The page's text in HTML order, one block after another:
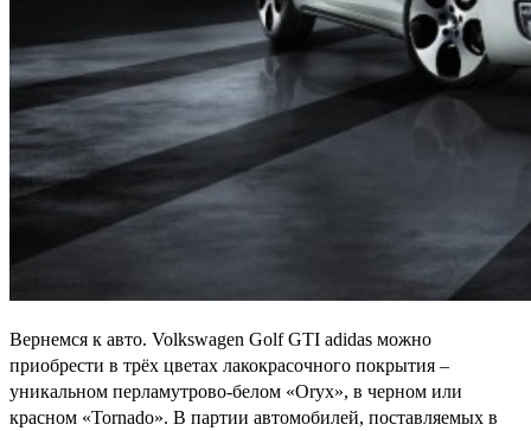
Вернемся к авто. Volkswagen Golf GTI adidas можно
приобрести в трёх цветах лакокрасочного покрытия –
уникальном перламутрово-белом «Oryx», в черном или
красном «Tornado». В партии автомобилей, поставляемых в